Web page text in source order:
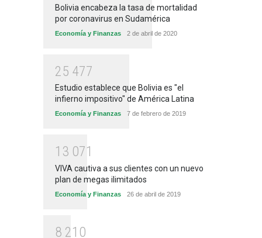
Bolivia encabeza la tasa de mortalidad
por coronavirus en Sudamérica
Economía y Finanzas 2 de abril de 2020
25 477
Estudio establece que Bolivia es "el
infierno impositivo" de América Latina
Economía y Finanzas 7 de febrero de 2019
1 3 071
VIVA cautiva a sus clientes con un nuevo
plan de megas ilimitados
Economía y Finanzas 26 de abril de 2019
8 21 0